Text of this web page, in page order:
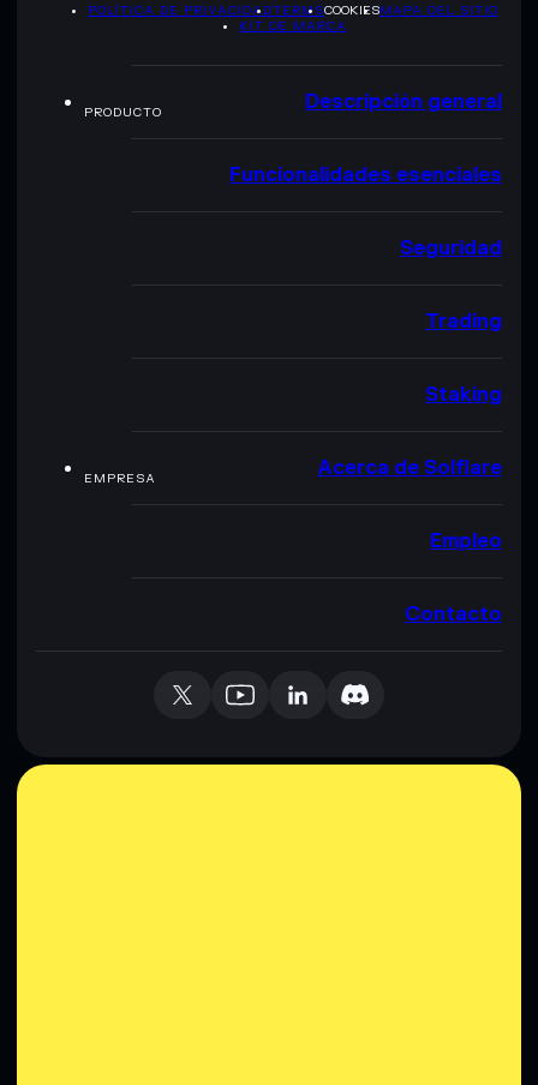
POLÍTICA DE PRIVACIDADTERMSCOOKIESMAPA DEL SITIO
KIT DE MARCA
PRODUCTO Descripción general
Funcionalidades esenciales
Seguridad
Trading
Staking
EMPRESA Acerca de Solflare
Empleo
Contacto